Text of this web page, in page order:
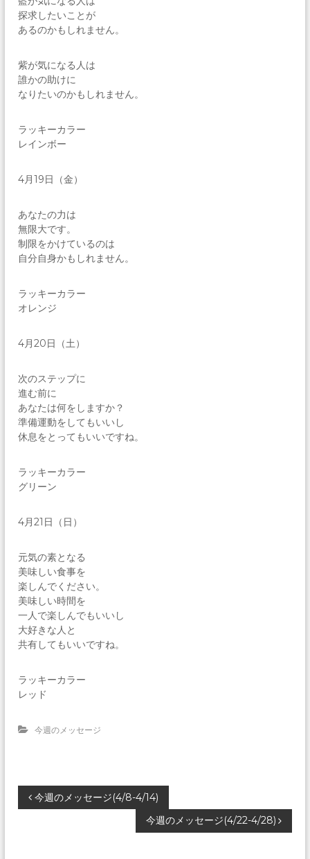
探求したいことが
あるのかもしれません。
紫が気になる人は
誰かの助けに
なりたいのかもしれません。
ラッキーカラー
レインボー
4月19日（金）
あなたの力は
無限大です。
制限をかけているのは
自分自身かもしれません。
ラッキーカラー
オレンジ
4月20日（土）
次のステップに
進む前に
あなたは何をしますか？
準備運動をしてもいいし
休息をとってもいいですね。
ラッキーカラー
グリーン
4月21日（日）
元気の素となる
美味しい食事を
楽しんでください。
美味しい時間を
一人で楽しんでもいいし
大好きな人と
共有してもいいですね。
ラッキーカラー
レッド
今週のメッセージ
投今週のメッセージ(4/8-4/14)
今週のメッセージ(4/22-4/28)